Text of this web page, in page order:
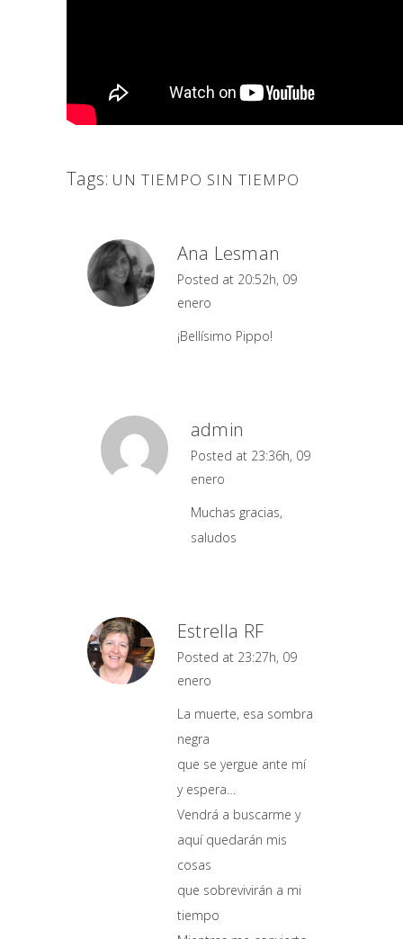
Tags: UN TIEMPO SIN TIEMPO
Ana Lesman
Posted at 20:52h, 09
enero
¡Bellísimo Pippo!
admin
Posted at 23:36h, 09
enero
Muchas gracias,
saludos
Estrella RF
Posted at 23:27h, 09
enero
La muerte, esa sombra
negra
que se yergue ante mí
y espera…
Vendrá a buscarme y
aquí quedarán mis
cosas
que sobrevivirán a mi
tiempo